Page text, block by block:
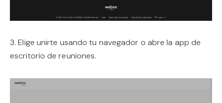
3. Elige unirte usando tu navegador o abre la app de
escritorio de reuniones.